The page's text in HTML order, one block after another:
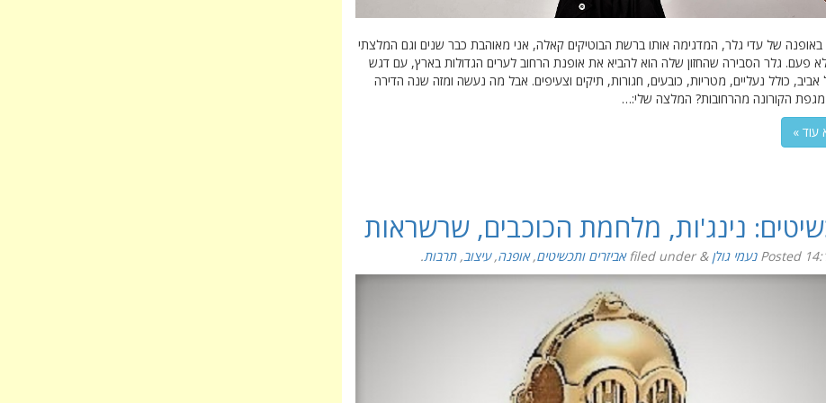
של עדי גלר, המדגימה אותו ברשת הבוטיקים קאלה, אני מאוהבת כבר שנים וגם המלצתי
פעם. גלר הסבירה שהחזון שלה הוא להביא את אופנת הרחוב לערים הגדולות בארץ, עם דגש
כולל נעליים, מטריות, כובעים, חגורות, תיקים וצעיפים. אבל מה נעשה ומזה שנה הדירה
מגפת הקורונה מהרחובות? המלצה שלי:…
עוד »
נינג'ות, מלחמת הכוכבים, שרשראות
Posted נעמי גולן &
filed under אביזרים ותכשיטים,אופנה,עיצוב,תרבות.